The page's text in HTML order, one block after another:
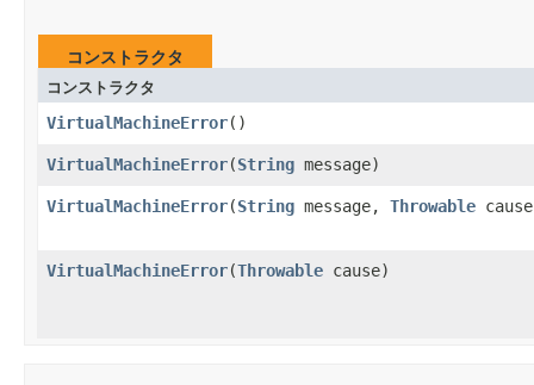
コンストラクタ
コンストラクタ
VirtualMachineError()
VirtualMachineError(String message)
VirtualMachineError(String message, Throwable
VirtualMachineError(Throwable cause)